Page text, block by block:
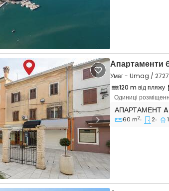
Next
Апартаменти
Умаг - Umag /
120 m від пляжу
Одиниці
Двокімнатні
АПАРТАМЕНТ
60 m2 2 1